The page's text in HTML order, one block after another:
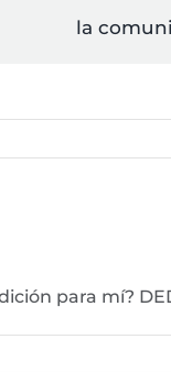
la
para mí?